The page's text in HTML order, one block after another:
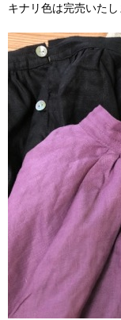
キナリ色は完売いたし